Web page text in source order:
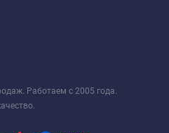
Работаем с 2005 года.